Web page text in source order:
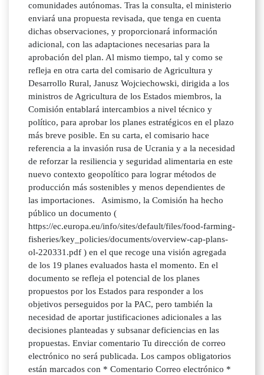
comunidades autónomas. Tras la consulta, el ministerio
enviará una propuesta revisada, que tenga en cuenta
dichas observaciones, y proporcionará información
adicional, con las adaptaciones necesarias para la
aprobación del plan. Al mismo tiempo, tal y como se
refleja en otra carta del comisario de Agricultura y
Desarrollo Rural, Janusz Wojciechowski, dirigida a los
ministros de Agricultura de los Estados miembros, la
Comisión entablará intercambios a nivel técnico y
político, para aprobar los planes estratégicos en el plazo
más breve posible. En su carta, el comisario hace
referencia a la invasión rusa de Ucrania y a la necesidad
de reforzar la resiliencia y seguridad alimentaria en este
nuevo contexto geopolítico para lograr métodos de
producción más sostenibles y menos dependientes de
las importaciones. Asimismo, la Comisión ha hecho
público un documento (
https://ec.europa.eu/info/sites/default/files/food-farming-
fisheries/key_policies/documents/overview-cap-plans-
ol-220331.pdf ) en el que recoge una visión agregada
de los 19 planes evaluados hasta el momento. En el
documento se refleja el potencial de los planes
propuestos por los Estados para responder a los
objetivos perseguidos por la PAC, pero también la
necesidad de aportar justificaciones adicionales a las
decisiones planteadas y subsanar deficiencias en las
propuestas. Enviar comentario Tu dirección de correo
electrónico no será publicada. Los campos obligatorios
están marcados con * Comentario Correo electrónico *